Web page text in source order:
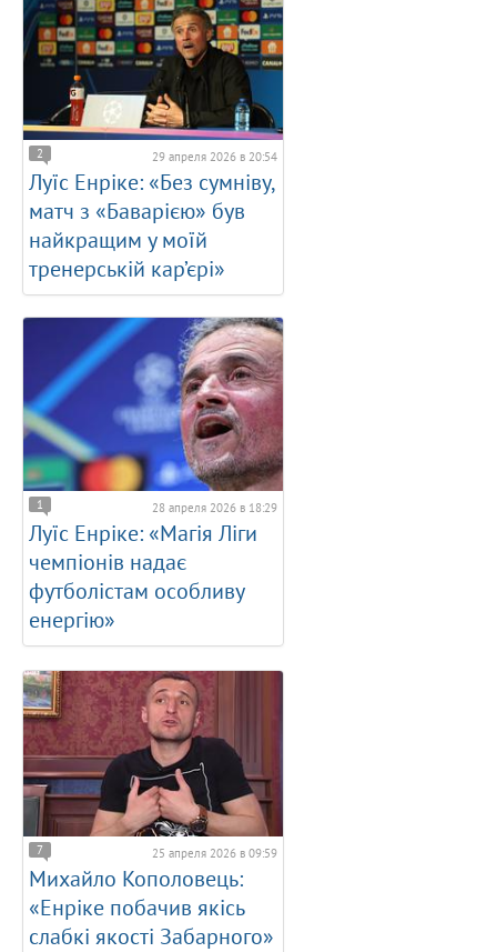
2 29 апреля 2026 в 20:54
Луїс Енріке: «Без сумніву,
матч з «Баварією» був
найкращим у моїй
тренерській кар’єрі»
1 28 апреля 2026 в 18:29
Луїс Енріке: «Магія Ліги
чемпіонів надає
футболістам особливу
енергію»
7 25 апреля 2026 в 09:59
Михайло Кополовець:
«Енріке побачив якісь
слабкі якості Забарного»